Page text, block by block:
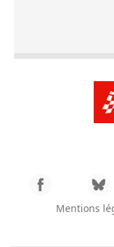
Mentions